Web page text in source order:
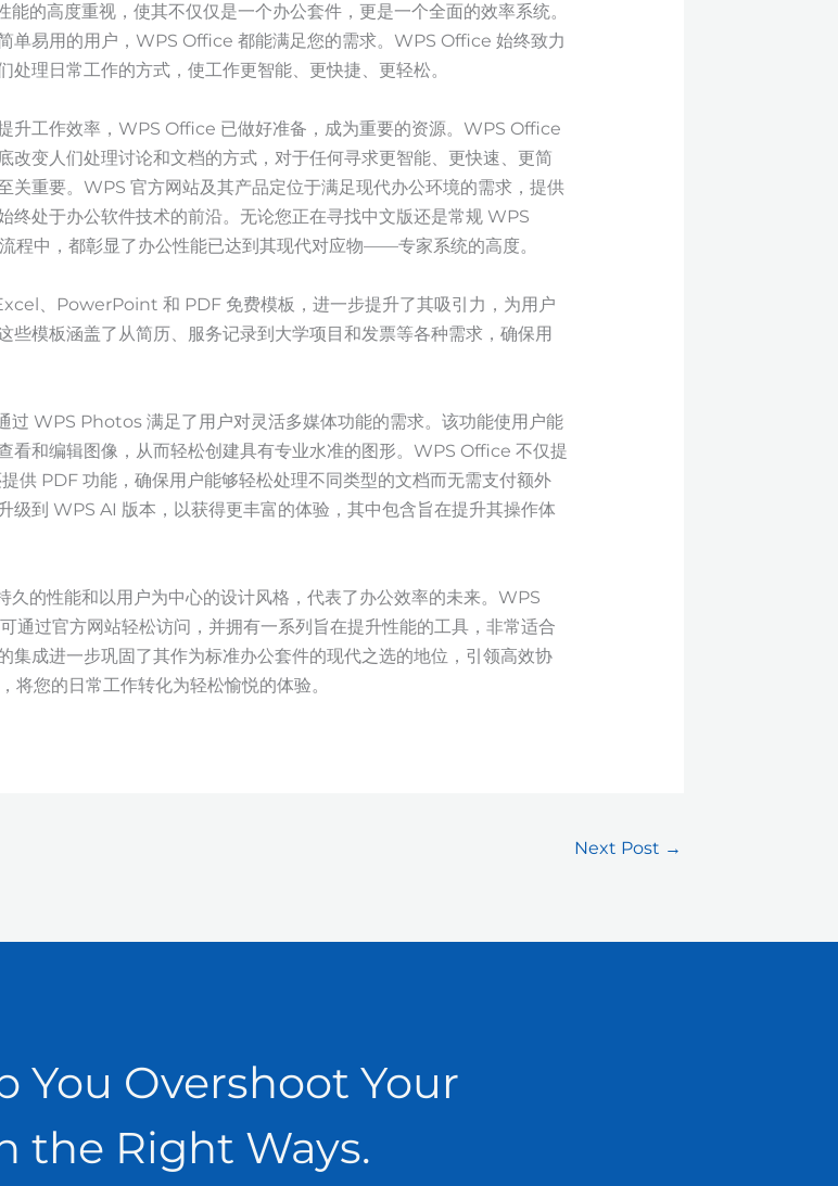
的高度重视，使其不仅仅是一个办公套件，更是一个全面的效率系统。
单易用的用户，WPS Office 都能满足您的需求。WPS Office 始终致力
理日常工作的方式，使工作更智能、更快捷、更轻松。
升工作效率，WPS Office 已做好准备，成为重要的资源。WPS Office
改变人们处理讨论和文档的方式，对于任何寻求更智能、更快速、更简
关重要。WPS 官方网站及其产品定位于满足现代办公环境的需求，提供
终处于办公软件技术的前沿。无论您正在寻找中文版还是常规 WPS
程中，都彰显了办公性能已达到其现代对应物——专家系统的高度。
、PowerPoint 和 PDF 免费模板，进一步提升了其吸引力，为用户
些模板涵盖了从简历、服务记录到大学项目和发票等各种需求，确保用
过 WPS Photos 满足了用户对灵活多媒体功能的需求。该功能使用户能
看和编辑图像，从而轻松创建具有专业水准的图形。WPS Office 不仅提
PDF 功能，确保用户能够轻松处理不同类型的文档而无需支付额外
级到 WPS AI 版本，以获得更丰富的体验，其中包含旨在提升其操作体
的性能和以用户为中心的设计风格，代表了办公效率的未来。WPS
通过官方网站轻松访问，并拥有一系列旨在提升性能的工具，非常适合
集成进一步巩固了其作为标准办公套件的现代之选的地位，引领高效协
您的日常工作转化为轻松愉悦的体验。
Next Post →
You Overshoot Your
the Right Ways.